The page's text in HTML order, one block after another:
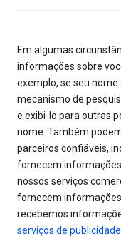
Em algumas
informações sobre
exemplo, se seu
mecanismo de
e exibi-lo para outras
nome. Também
parceiros confiáveis,
fornecem
nossos serviços
fornecem
recebemos
serviços de